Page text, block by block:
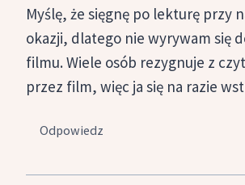
Myślę, że sięgnę po lekturę przy
okazji, dlatego nie wyrywam się
filmu. Wiele osób rezygnuje z
przez film, więc ja się na razie
Odpowiedz